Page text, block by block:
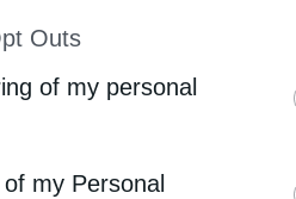
that may further
Outs
of my personal
my Personal
Βραζιλία για τις
στην COP30